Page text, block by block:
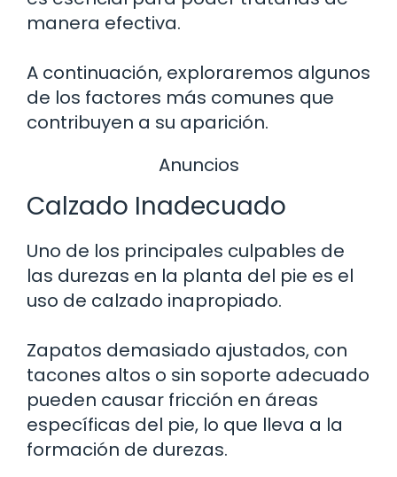
manera efectiva.
A continuación, exploraremos algunos
de los factores más comunes que
contribuyen a su aparición.
Anuncios
Calzado Inadecuado
Uno de los principales culpables de
las durezas en la planta del pie es el
uso de calzado inapropiado.
Zapatos demasiado ajustados, con
tacones altos o sin soporte adecuado
pueden causar fricción en áreas
específicas del pie, lo que lleva a la
formación de durezas.